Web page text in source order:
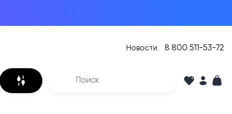
Новости 8 800 511-53-72